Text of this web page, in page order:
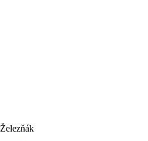
Železňák